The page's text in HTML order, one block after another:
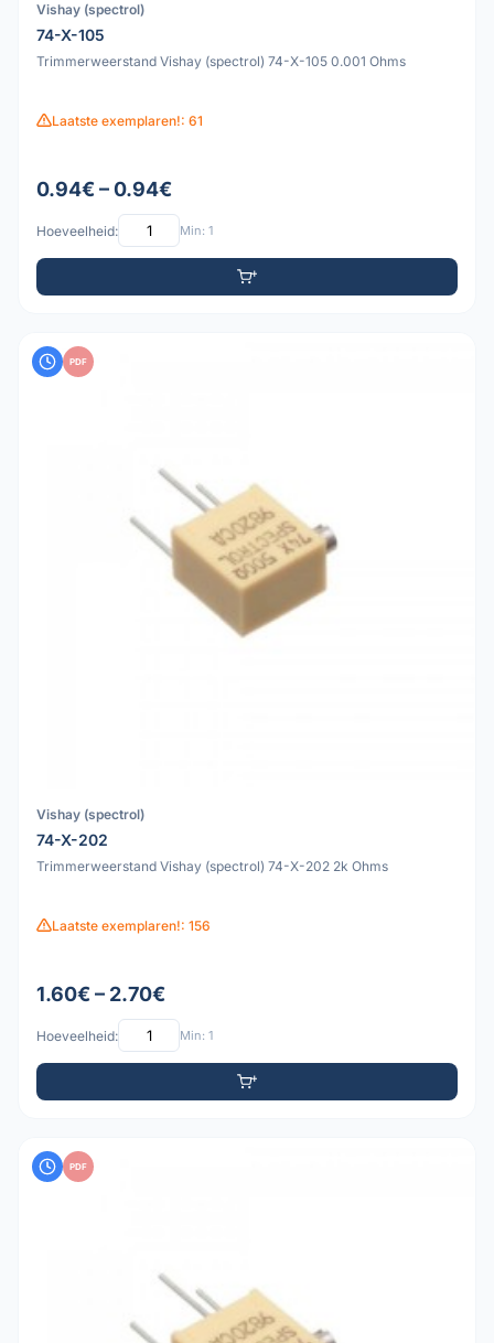
Vishay (spectrol)
74-X-105
Trimmerweerstand Vishay (spectrol) 74-X-105 0.001 Ohms
Laatste exemplaren!: 61
0.94€ – 0.94€
Hoeveelheid: Min: 1
PDF
Vishay (spectrol)
74-X-202
Trimmerweerstand Vishay (spectrol) 74-X-202 2k Ohms
Laatste exemplaren!: 156
1.60€ – 2.70€
Hoeveelheid: Min: 1
PDF